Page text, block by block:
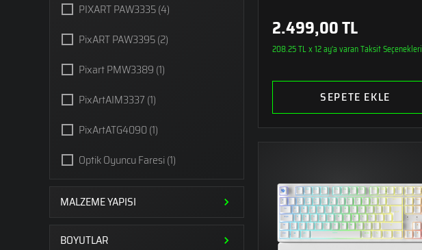
PIXART PAW3335(4)
PixART PAW3395(2)
Pixart PMW3389 (1)
PixArtAIM3337 (1)
PixArtATG4090 (1)
Optik Oyuncu Faresi(1)
MALZEME YAPISI
BOYUTLAR
2.499,00 TL
208.25 TL x 12 ay'a varan Taksit Seçenekleri
SEPETE EKLE